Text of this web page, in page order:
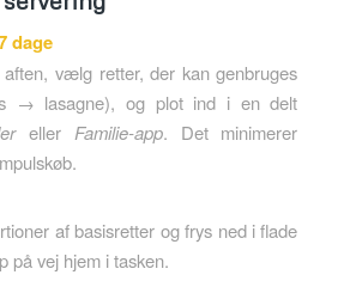
dage
vælg retter, der kan genbruges
→ lasagne), og plot ind i en delt
eller Familie-app. Det minimerer
af basisretter og frys ned i flade
på vej hjem i tasken.